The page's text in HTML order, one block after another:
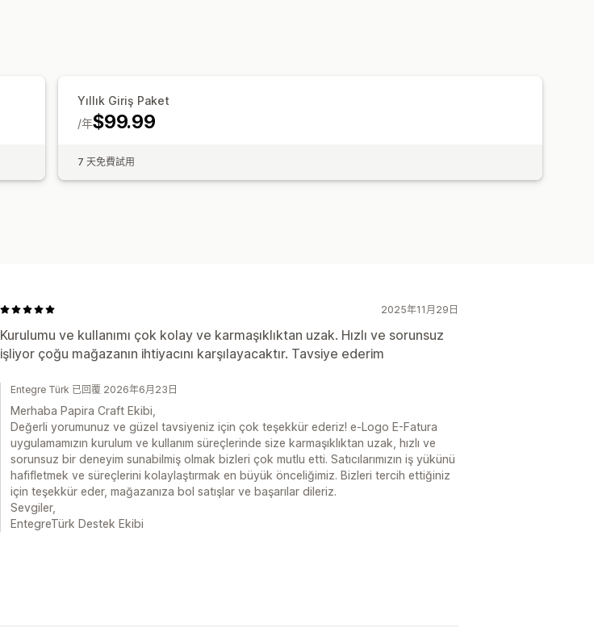
Yıllık Giriş Paket
$99.99
/年
7 天免費試用
2025年11月29日
Kurulumu ve kullanımı çok kolay ve karmaşıklıktan uzak. Hızlı ve sorunsuz
işliyor çoğu mağazanın ihtiyacını karşılayacaktır. Tavsiye ederim
Entegre Türk 已回覆 2026年6月23日
Merhaba Papira Craft Ekibi,
Değerli yorumunuz ve güzel tavsiyeniz için çok teşekkür ederiz! e-Logo E-Fatura
uygulamamızın kurulum ve kullanım süreçlerinde size karmaşıklıktan uzak, hızlı ve
sorunsuz bir deneyim sunabilmiş olmak bizleri çok mutlu etti. Satıcılarımızın iş yükünü
hafifletmek ve süreçlerini kolaylaştırmak en büyük önceliğimiz. Bizleri tercih ettiğiniz
için teşekkür eder, mağazanıza bol satışlar ve başarılar dileriz.
Sevgiler,
EntegreTürk Destek Ekibi